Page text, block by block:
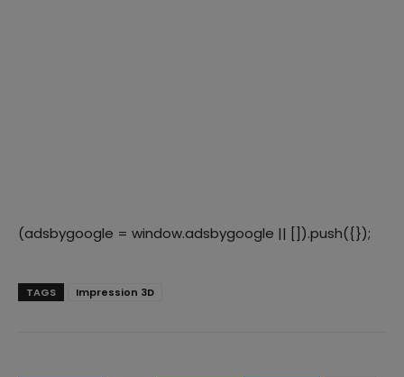
(adsbygoogle = window.adsbygoogle || []).push({});
TAGS Impression 3D